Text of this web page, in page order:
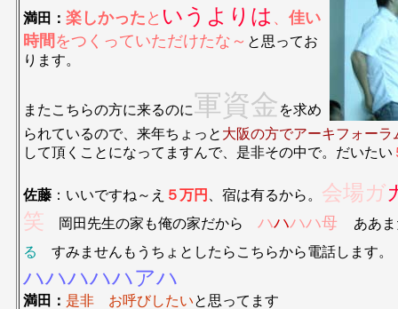
満田： 楽しかった と いうよりは 、 佳い
時間 をつくっていただけたな～ と思ってお
ります。
またこちらの方に来るのに軍資金 を求め
られているので、来年ちょっと 大阪の方でアーキフォーラ
して頂くことになってますんで、是非その中で。だいたい
佐藤 ：いいですね～え ５万円 、宿は有るから。 会場ガ
笑
岡田先生の家も俺の家だから ハハハハ母
ああ
る
すみませんもうちょとしたらこちらから電話します
ハハハハハアハ
満田： 是非 お呼びしたいと思ってます